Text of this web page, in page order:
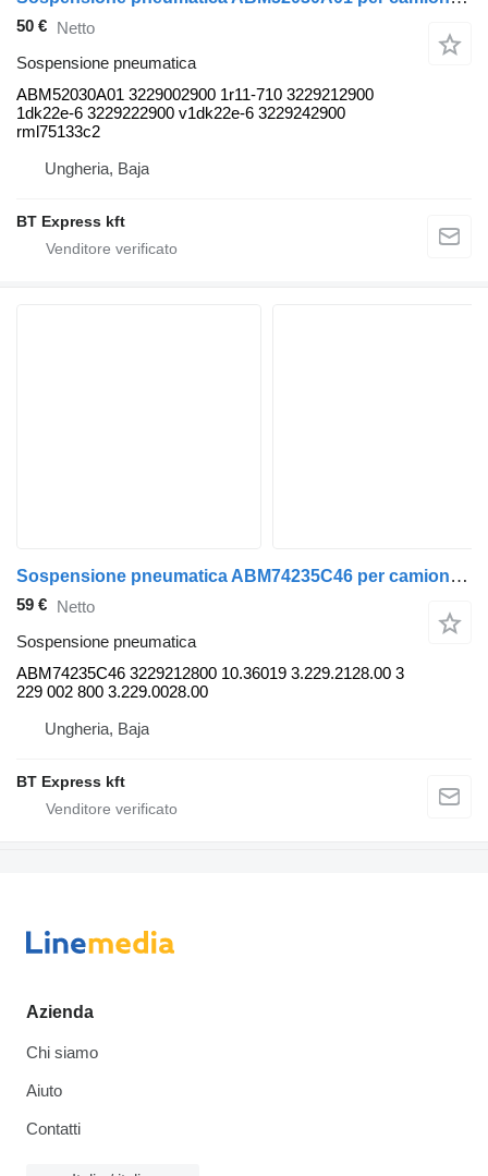
50 € Netto
Sospensione pneumatica
ABM52030A01 3229002900 1r11-710 3229212900
1dk22e-6 3229222900 v1dk22e-6 3229242900
rml75133c2
Ungheria, Baja
BT Express kft
Sospensione pneumatica ABM74235C46 per camion SAF
59 € Netto
Sospensione pneumatica
ABM74235C46 3229212800 10.36019 3.229.2128.00 3
229 002 800 3.229.0028.00
Ungheria, Baja
BT Express kft
Azienda
Chi siamo
Aiuto
Contatti